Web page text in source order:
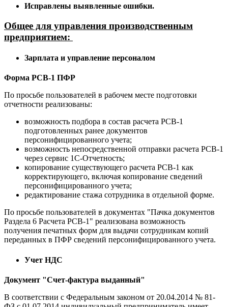
Исправлены выявленные ошибки.
Общее для управления производственным
предприятием:
Зарплата и управление персоналом
Форма РСВ-1 ПФР
По просьбе пользователей в рабочем месте подготовки
отчетности реализованы:
возможность подбора в состав расчета РСВ-1
подготовленных ранее документов
персонифицированного учета;
возможность непосредственной отправки расчета РСВ-1
через сервис 1С-Отчетность;
копирование существующего расчета РСВ-1 как
корректирующего, включая копирование сведений
персонифицированного учета;
редактирование стажа сотрудника в отдельной форме.
По просьбе пользователей в документах "Пачка документов
Раздела 6 Расчета РСВ-1" реализована возможность
получения печатных форм для выдачи сотрудникам копий
переданных в ПФР сведений персонифицированного учета.
Учет НДС
Документ "Счет-фактура выданный"
В соответствии с Федеральным законом от 20.04.2014 № 81-